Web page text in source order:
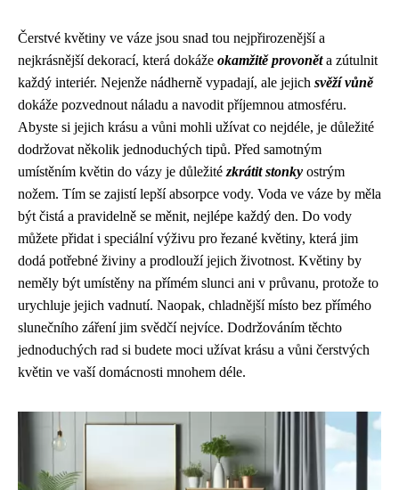
Čerstvé květiny ve váze jsou snad tou nejpřirozenější a
nejkrásnější dekorací, která dokáže okamžitě provoněta zútulnit
každý interiér. Nejenže nádherně vypadají, ale jejich svěží vůně
dokáže pozvednout náladu a navodit příjemnou atmosféru.
Abyste si jejich krásu a vůni mohli užívat co nejdéle, je důležité
dodržovat několik jednoduchých tipů. Před samotným
umístěním květin do vázy je důležité zkrátit stonky ostrým
nožem. Tím se zajistí lepší absorpce vody. Voda ve váze by měla
být čistá a pravidelně se měnit, nejlépe každý den. Do vody
můžete přidat i speciální výživu pro řezané květiny, která jim
dodá potřebné živiny a prodlouží jejich životnost. Květiny by
neměly být umístěny na přímém slunci ani v průvanu, protože to
urychluje jejich vadnutí. Naopak, chladnější místo bez přímého
slunečního záření jim svědčí nejvíce. Dodržováním těchto
jednoduchých rad si budete moci užívat krásu a vůni čerstvých
květin ve vaší domácnosti mnohem déle.